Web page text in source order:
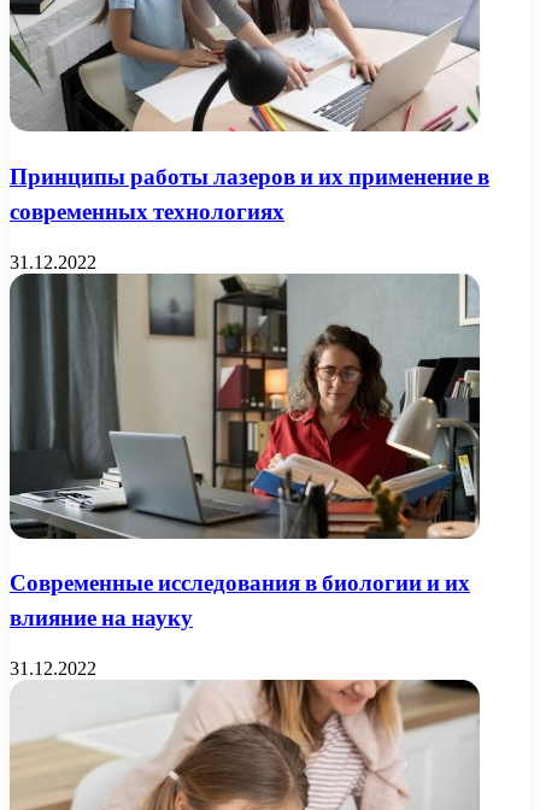
Принципы работы лазеров и их применение в
современных технологиях
31.12.2022
Современные исследования в биологии и их
влияние на науку
31.12.2022